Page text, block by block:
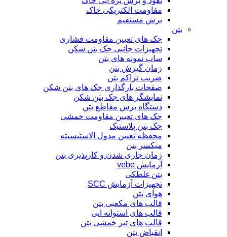
مقاومت الکتریکی خاک
برش مستقیم
بتن
جک های تعیین مقاومت فشاری
تجهیزات جانبی جک بتن شکن
ساب نمونه های بتن
زمان گیرش بتن
ضریب تراکم بتن
صفحات بارگذاری جک های بتن شکن
نمایشگر های جک بتن شکن
دستگاه برش مقاطع بتن
جک های تعیین مقاومت خمشی
جک بتن پلاستیک
محفظه تعیین مدول الاستیسیته
میکسر بتن
زمان جاری شدن و کارپذیری بتن
آزمایش vebe
بتن غلطکی
تجهیزات آزمایش SCC
هوای بتن
قالب های مکعبی بتن
قالب های استوانه ایی
قالب های تیر خمشی بتن
انقباض بتن